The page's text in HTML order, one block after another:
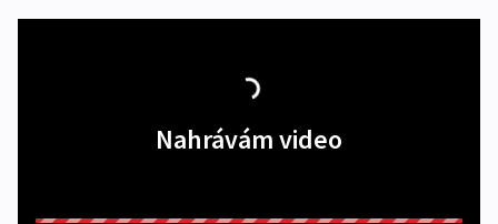
Nahrávám video